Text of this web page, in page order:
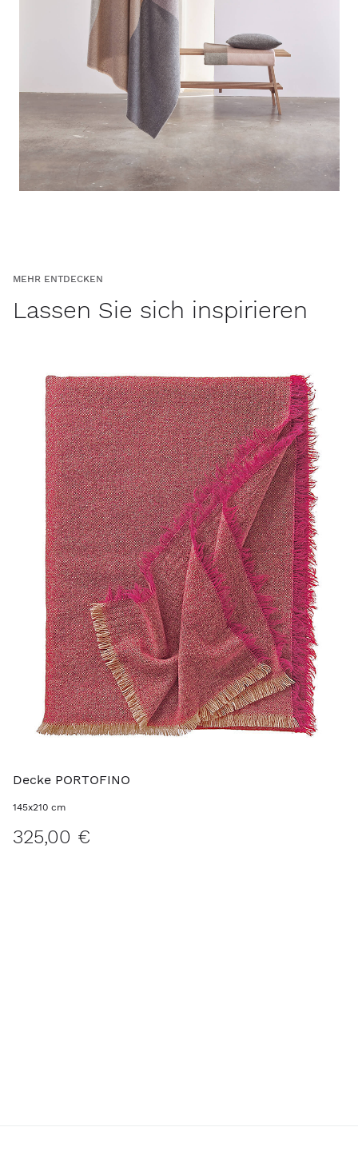
MEHR ENTDECKEN
Lassen Sie sich inspirieren
Decke PORTOFINO
145x210 cm
325,00 €